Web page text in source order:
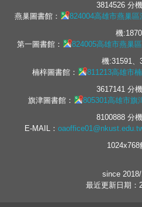
3814526 分
燕巢圖書館：
824004高雄市燕巢區
機
第一圖書館：
824005高雄市燕巢
機:31591、
楠梓圖書館：
811213高雄市
3617141 分
旗津圖書館：
805301高雄市旗
8100888 分
E-MAIL：
1024x768
since
最近更新日期：